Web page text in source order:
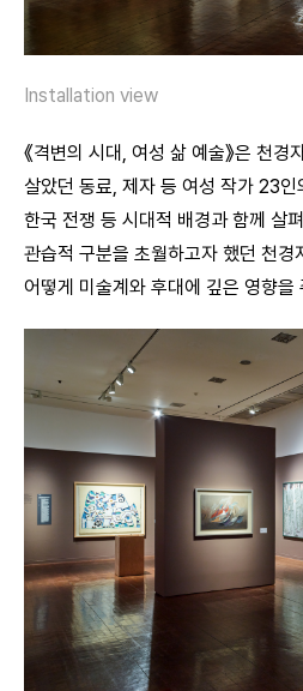
Installation view
《격변의 시대, 여성 삶 예술》은 천경
살았던 동료, 제자 등 여성 작가 23인
한국 전쟁 등 시대적 배경과 함께 살
관습적 구분을 초월하고자 했던 천경
어떻게 미술계와 후대에 깊은 영향을